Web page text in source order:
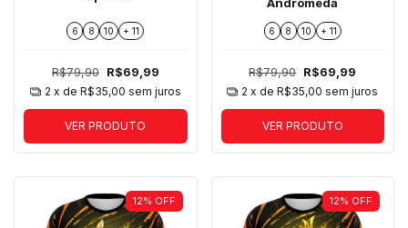
6 8 10 + 11
R$79,90 R$69,99
2 x de R$35,00 sem juros
VER PRODUTO
6 8 10 + 11
R$79,90 R$69,99
2 x deR$35,00 sem juros
VER PRODUTO
12% OFF 12% OFF